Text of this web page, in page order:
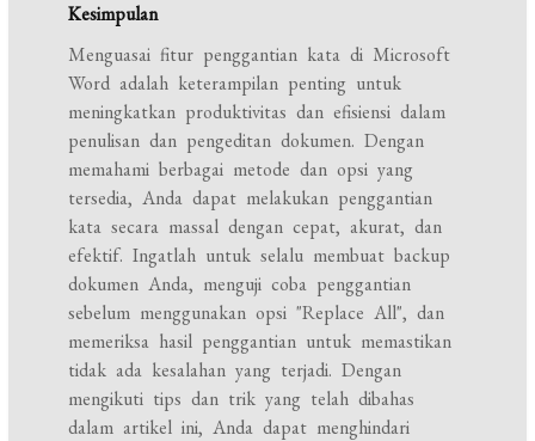
Kesimpulan
Menguasai fitur penggantian kata di Microsoft
Word adalah keterampilan penting untuk
meningkatkan produktivitas dan efisiensi dalam
penulisan dan pengeditan dokumen. Dengan
memahami berbagai metode dan opsi yang
tersedia, Anda dapat melakukan penggantian
kata secara massal dengan cepat, akurat, dan
efektif. Ingatlah untuk selalu membuat backup
dokumen Anda, menguji coba penggantian
sebelum menggunakan opsi "Replace All", dan
memeriksa hasil penggantian untuk memastikan
tidak ada kesalahan yang terjadi. Dengan
mengikuti tips dan trik yang telah dibahas
dalam artikel ini, Anda dapat menghindari